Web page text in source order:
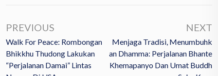
PREVIOUS
Walk For Peace: Rombongan
Bhikkhu Thudong Lakukan
“Perjalanan Damai” Lintas
NEXT
Menjaga Tradisi, Menumbuhk
An Dhamma: Perjalanan Bhante
Khemapanyo Dan Umat Buddh